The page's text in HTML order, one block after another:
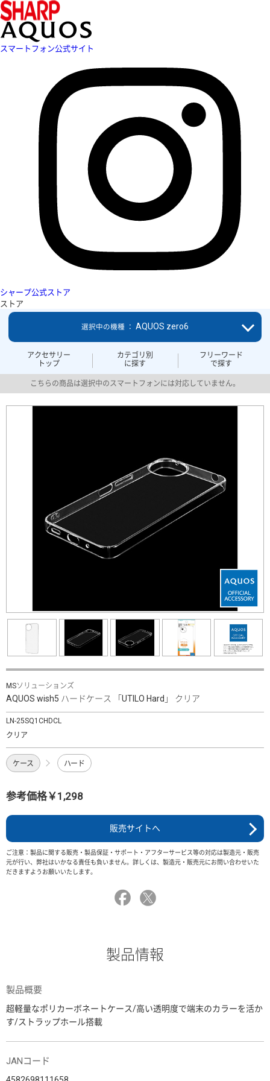
スマートフォン公式サイト
シャープ公式ストア
ストア
アクセサリー
トップ
カテゴリ別
に探す
フリーワード
で探す
選択中の機種 ： AQUOS zero6
こちらの商品は選択中のスマートフォンには対応していません。
MSソリューションズ
AQUOS wish5 ハードケース 「UTILO Hard」 クリア
LN-25SQ1CHDCL
クリア
ケース ハード
参考価格￥1,298
販売サイトへ
ご注意：製品に関する販売・製品保証・サポート・アフターサービス等の対応は製造元・販売
元が行い、弊社はいかなる責任も負いません。詳しくは、製造元・販売元にお問い合わせいた
だきますようお願いいたします。
製品情報
製品概要
超軽量なポリカーボネートケース/高い透明度で端末のカラーを活か
す/ストラップホール搭載
JANコード